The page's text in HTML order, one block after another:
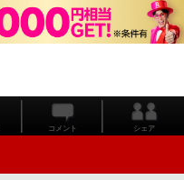
コメント シェア